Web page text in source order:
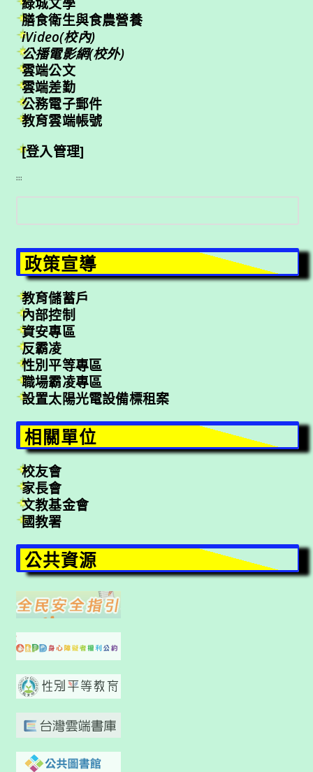
膳食衛生與食農營養
iVideo(校內)
公播電影網(校外)
雲端公文
雲端差勤
公務電子郵件
教育雲端帳號
[登入管理]
:::
搜
尋
政策宣導
教育儲蓄戶
內部控制
資安專區
反霸凌
性別平等專區
職場霸凌專區
設置太陽光電設備標租案
相關單位
校友會
家長會
文教基金會
國教署
公共資源